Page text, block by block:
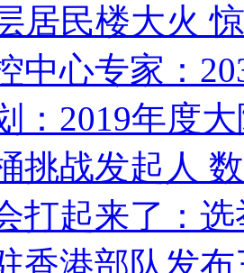
居民楼大火
中心专家：
：2019年度
挑战发起人
打起来了：
香港部队发